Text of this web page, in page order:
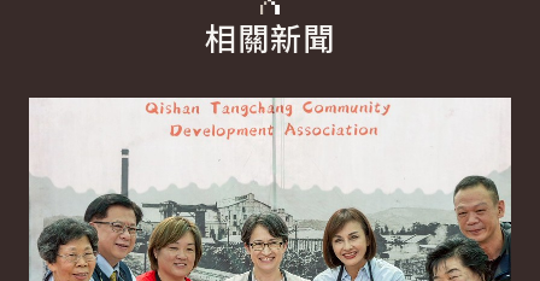
相關新聞